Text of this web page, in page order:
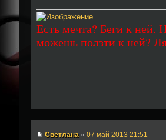
Есть мечта? Беги к ней.
можешь ползти к ней?
Светлана » 07 май 2013 21:51